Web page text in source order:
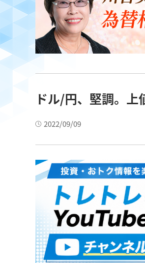
ドル/円、堅調。上
2022/09/09